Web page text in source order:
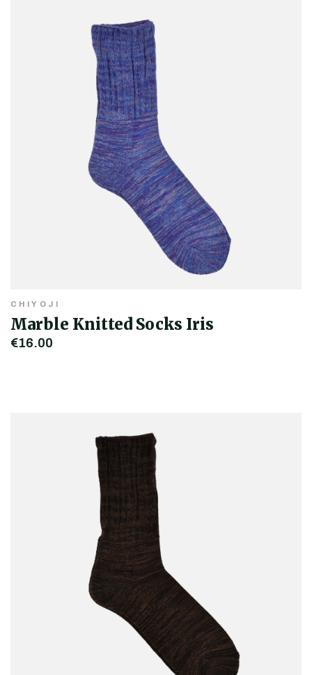
CHIYOJI
Marble Knitted Socks Iris
€16,00